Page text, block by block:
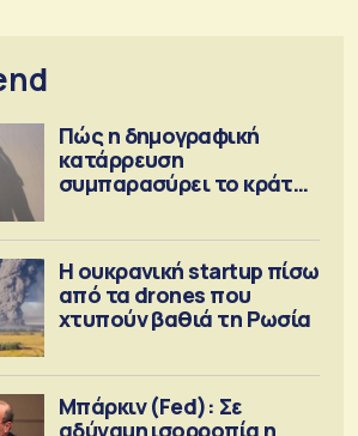
Πώς η δημογραφική
κατάρρευση
συμπαρασύρει το κράτος
Η ουκρανική startup πίσω
από τα drones που
χτυπούν βαθιά τη Ρωσία
Μπάρκιν (Fed): Σε
αδύναμη ισορροπία η